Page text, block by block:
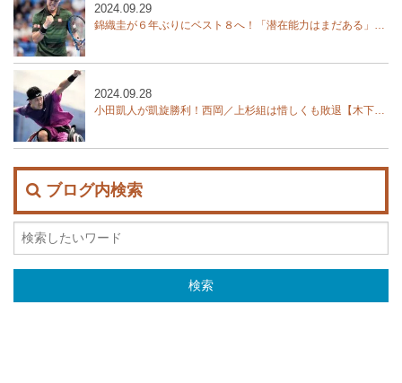
錦織圭が６年ぶりにベスト８へ！「潜在能力はまだある」。西岡良仁は敗退【木下グループジャパンオープン】
2024.09.29
小田凱人が凱旋勝利！西岡／上杉組は惜しくも敗退【木下グループジャパンオープン】
2024.09.28
ブログ内検索